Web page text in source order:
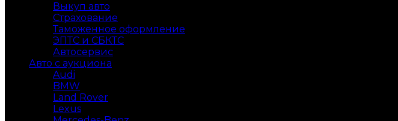
Выкуп авто
Страхование
Таможенное оформление
ЭПТС и СБКТС
Автосервис
Авто с аукциона
Audi
BMW
Land Rover
Lexus